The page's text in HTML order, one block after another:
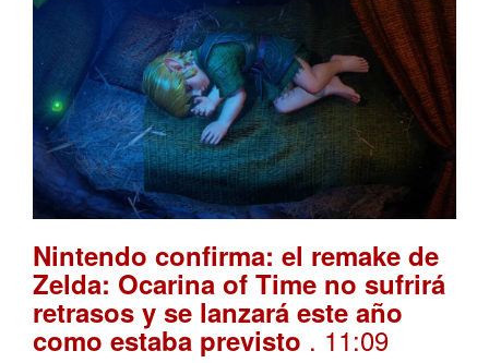
Nintendo confirma: el remake de
Zelda: Ocarina of Time no sufrirá
retrasos y se lanzará este año
como estaba previsto . 11:09